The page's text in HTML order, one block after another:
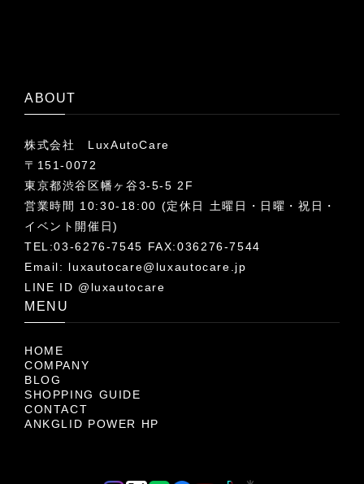
ABOUT
株式会社 LuxAutoCare
〒151-0072
東京都渋谷区幡ヶ谷3-5-5 2F
営業時間 10:30-18:00 (定休日 土曜日・日曜・祝日・
イベント開催日)
TEL:03-6276-7545 FAX:036276-7544
Email: luxautocare@luxautocare.jp
LINE ID @luxautocare
MENU
HOME
COMPANY
BLOG
SHOPPING GUIDE
CONTACT
ANKGLID POWER HP